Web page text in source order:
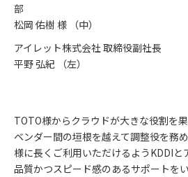
部
松岡 佑樹 様 （中）
アイレット株式会社 取締役副社長
平野 弘紀 （左）
TOTO様からクラウドが大きな役割を果
ベンダー間の垣根を越えて調整役を務
様に長くご利用いただけるようKDDIと
品質かつスピード感のあるサポートをい